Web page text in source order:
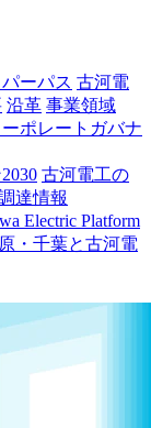
ーパス 古河電
沿革 事業領域
ーポレートガバナ
古河電工の
達情報
Electric Platform
・千葉と古河電